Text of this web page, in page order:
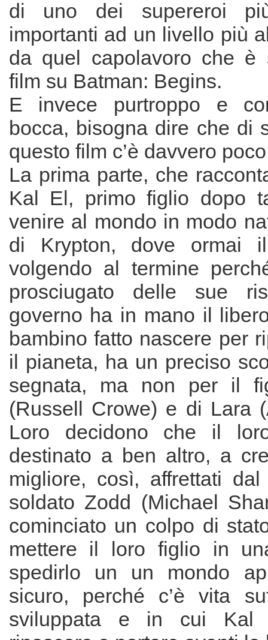
di uno dei supereroi
importanti ad un livello più
da quel capolavoro che è
film su Batman: Begins.
E invece purtroppo e
bocca, bisogna dire che di
questo film c’è davvero
La prima parte, che
Kal El, primo figlio dopo
venire al mondo in modo
di Krypton, dove ormai
volgendo al termine
prosciugato delle sue
governo ha in mano il
bambino fatto nascere per
il pianeta, ha un preciso
segnata, ma non per il
(Russell Crowe) e di Lara
Loro decidono che il
destinato a ben altro, a
migliore, così, affrettati dal
soldato Zodd (Michael
cominciato un colpo di
mettere il loro figlio in
spedirlo un un mondo
sicuro, perché c’è vita
sviluppata e in cui Kal